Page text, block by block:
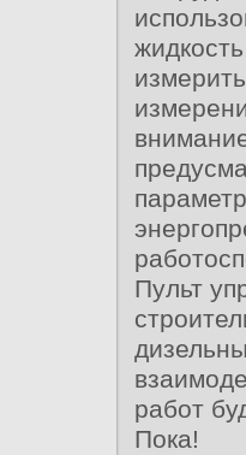
Пульт
работ
Пока!